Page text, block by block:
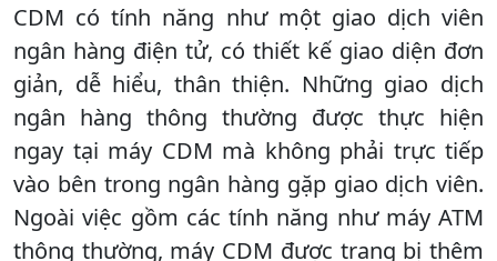
CDM có tính năng như một giao dịch viên
ngân hàng điện tử, có thiết kế giao diện đơn
giản, dễ hiểu, thân thiện. Những giao dịch
ngân hàng thông thường được thực hiện
ngay tại máy CDM mà không phải trực tiếp
vào bên trong ngân hàng gặp giao dịch viên.
Ngoài việc gồm các tính năng như máy ATM
thông thường, máy CDM được trang bị thêm